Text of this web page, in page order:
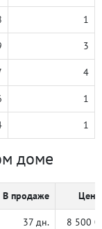
1
3
4
1
1
доме
В продаже
37 дн. 8 500